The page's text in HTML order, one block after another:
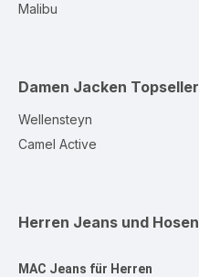
Malibu
Damen Jacken Topseller
Wellensteyn
Camel Active
Herren Jeans und Hosen
MAC Jeans für Herren